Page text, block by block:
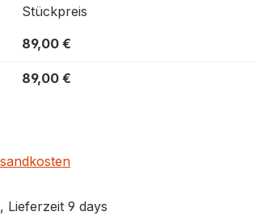
Stückpreis
89,00 €
89,00 €
Lieferzeit 9 days